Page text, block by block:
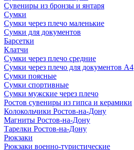
Сувениры из бронзы и янтаря
Сумки
Сумки через плечо маленькие
Сумки для документов
Барсетки
Клатчи
Сумки через плечо средние
Сумки через плечо для документов А4
Сумки поясные
Сумки спортивные
Сумки мужские через плечо
Ростов сувениры из гипса и керамики
Колокольчики Ростов-на-Дону
Магниты Ростов-на-Дону
Тарелки Ростов-на-Дону
Рюкзаки
Рюкзаки военно-туристические